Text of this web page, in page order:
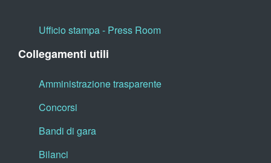
Ufficio stampa - Press Room
Collegamenti utili
Amministrazione trasparente
Concorsi
Bandi di gara
Bilanci